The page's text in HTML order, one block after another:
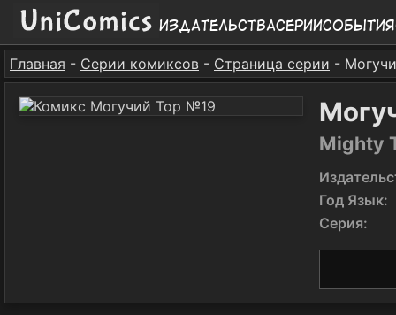
ИздательстваСерииСобытия
Главная - Серии комиксов - Страница серии -
Mighty
Год Язык:
Серия: